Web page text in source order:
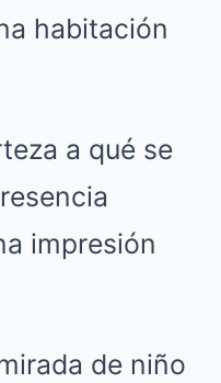
habitación
a qué se
impresión
de niño